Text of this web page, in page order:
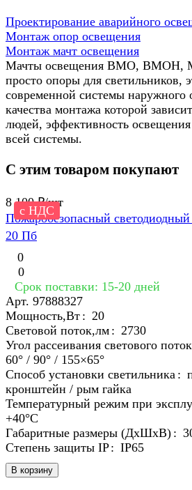
Проектирование аварийного
Монтаж опор освещения
Монтаж мачт освещения
Мачты освещения ВМО, ВМОН,
просто опоры для светильников,
современной системы наружного
качества монтажа которой
людей, эффективность освещения
всей системы.
С этим товаром покупают
с НДС
8 100 ₽/шт
Пожаробезопасный светодиодный
20 Пб
0
0
Срок поставки: 15-20 дней
Арт. 97888327
В корзину
Мощность,Вт : 20
Световой поток,лм : 2730
Угол рассеивания светового
60° / 90° / 155×65°
Способ установки светильника :
кронштейн / рым гайка
Температурный режим при
+40°C
Габаритные размеры (ДхШхВ) :
Степень защиты IP : IP65